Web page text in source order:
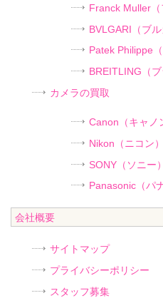
Franck Muller
BVLGARI（ブ
Patek Philippe
BREITLING（
カメラの買取
Canon（キャノ
Nikon（ニコン
SONY（ソニー
Panasonic（パ
会社概要
サイトマップ
プライバシーポリシー
スタッフ募集